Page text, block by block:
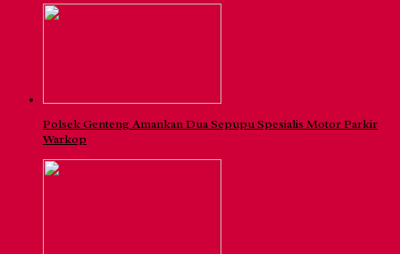
Polsek Genteng Amankan Dua Sepupu Spesialis Motor Parkir
Warkop